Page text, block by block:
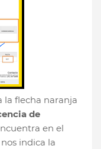
la flecha naranja
de
en el
indica la